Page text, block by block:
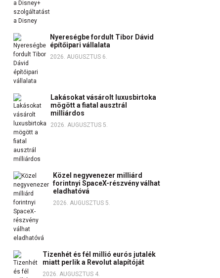
Nyereségbe fordult Tibor Dávid
építőipari vállalata
2026. AUGUSZTUS 6.
Lakásokat vásárolt luxusbirtoka
mögött a fiatal ausztrál
milliárdos
2026. AUGUSZTUS 5.
Közel negyvenezer milliárd
forintnyi SpaceX-részvény válhat
eladhatóvá
2026. AUGUSZTUS 5.
Tizenhét és fél millió eurós jutalék
miatt perlik a Revolut alapítóját
2026. AUGUSZTUS 4.